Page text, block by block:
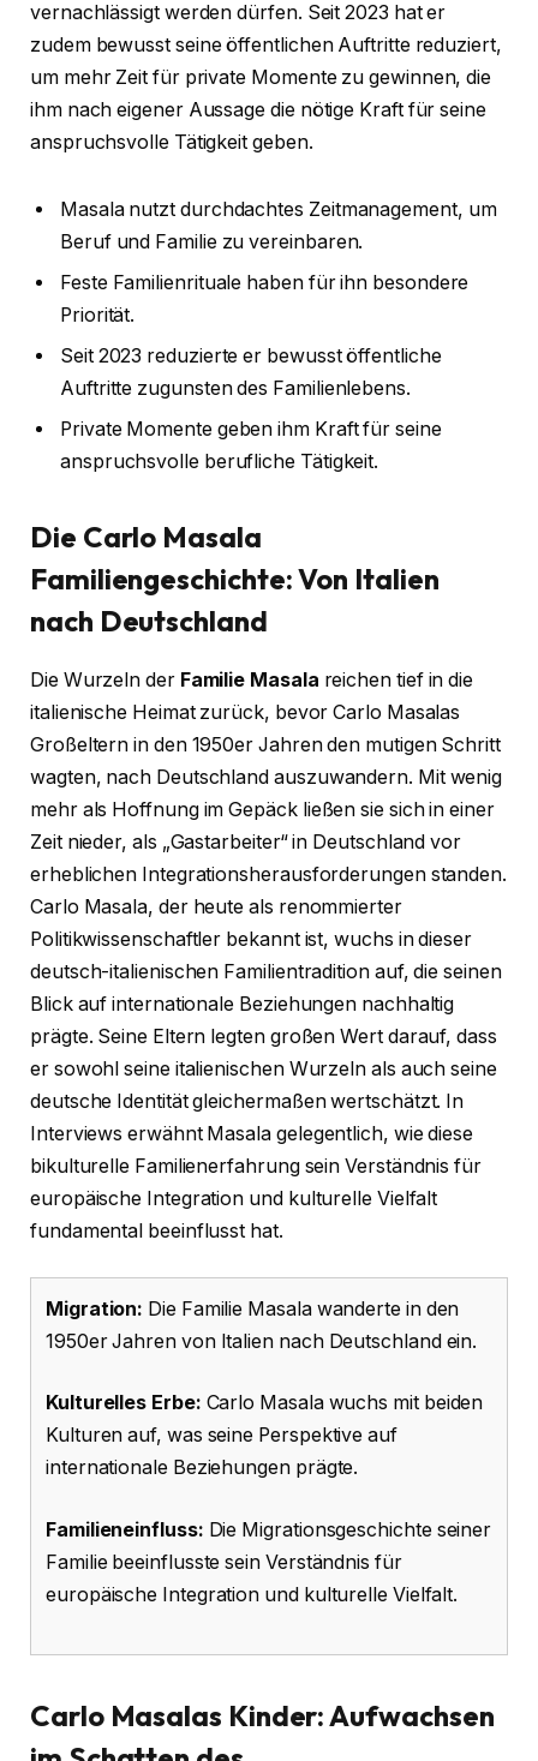
vernachlässigt werden dürfen. Seit 2023 hat er
zudem bewusst seine öffentlichen Auftritte reduziert,
um mehr Zeit für private Momente zu gewinnen, die
ihm nach eigener Aussage die nötige Kraft für seine
anspruchsvolle Tätigkeit geben.
Masala nutzt durchdachtes Zeitmanagement, um
Beruf und Familie zu vereinbaren.
Feste Familienrituale haben für ihn besondere
Priorität.
Seit 2023 reduzierte er bewusst öffentliche
Auftritte zugunsten des Familienlebens.
Private Momente geben ihm Kraft für seine
anspruchsvolle berufliche Tätigkeit.
Die Carlo Masala
Familiengeschichte: Von Italien
nach Deutschland
Die Wurzeln der Familie Masala reichen tief in die
italienische Heimat zurück, bevor Carlo Masalas
Großeltern in den 1950er Jahren den mutigen Schritt
wagten, nach Deutschland auszuwandern. Mit wenig
mehr als Hoffnung im Gepäck ließen sie sich in einer
Zeit nieder, als „Gastarbeiter“ in Deutschland vor
erheblichen Integrationsherausforderungen standen.
Carlo Masala, der heute als renommierter
Politikwissenschaftler bekannt ist, wuchs in dieser
deutsch-italienischen Familientradition auf, die seinen
Blick auf internationale Beziehungen nachhaltig
prägte. Seine Eltern legten großen Wert darauf, dass
er sowohl seine italienischen Wurzeln als auch seine
deutsche Identität gleichermaßen wertschätzt. In
Interviews erwähnt Masala gelegentlich, wie diese
bikulturelle Familienerfahrung sein Verständnis für
europäische Integration und kulturelle Vielfalt
fundamental beeinflusst hat.
Migration: Die Familie Masala wanderte in den
1950er Jahren von Italien nach Deutschland ein.
Kulturelles Erbe: Carlo Masala wuchs mit beiden
Kulturen auf, was seine Perspektive auf
internationale Beziehungen prägte.
Familieneinfluss: Die Migrationsgeschichte seiner
Familie beeinflusste sein Verständnis für
europäische Integration und kulturelle Vielfalt.
Carlo Masalas Kinder: Aufwachsen